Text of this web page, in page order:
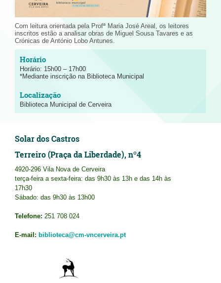
Com leitura orientada pela Profª Maria José Areal, os leitores
inscritos estão a analisar obras de Miguel Sousa Tavares e as
Crónicas de António Lobo Antunes.
Horário: 15h00 – 17h00
*Mediante inscrição na Biblioteca Municipal
Biblioteca Municipal de Cerveira
Solar dos Castros
Terreiro (Praça da Liberdade), nº4
4920-296 Vila Nova de Cerveira
terça-feira a sexta-feira: das 9h30 às 13h e das 14h às
17h30
Sábado: das 9h30 às 13h00
Telefone: 251 708 024
E-mail: biblioteca@cm-vncerveira.pt